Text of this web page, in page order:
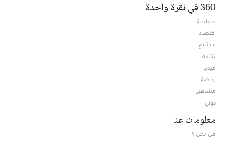
360 في نقرة واحدة
سياسة
اقتصاد
مجتمع
ثقافة
ميديا
رياضة
مشاهير
دولي
معلومات عنا
من نحن ؟